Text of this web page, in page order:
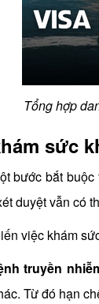
Tổng hợp
sức
bước bắt
duyệt vẫn có
việc khám
truyền
Từ đó hạn